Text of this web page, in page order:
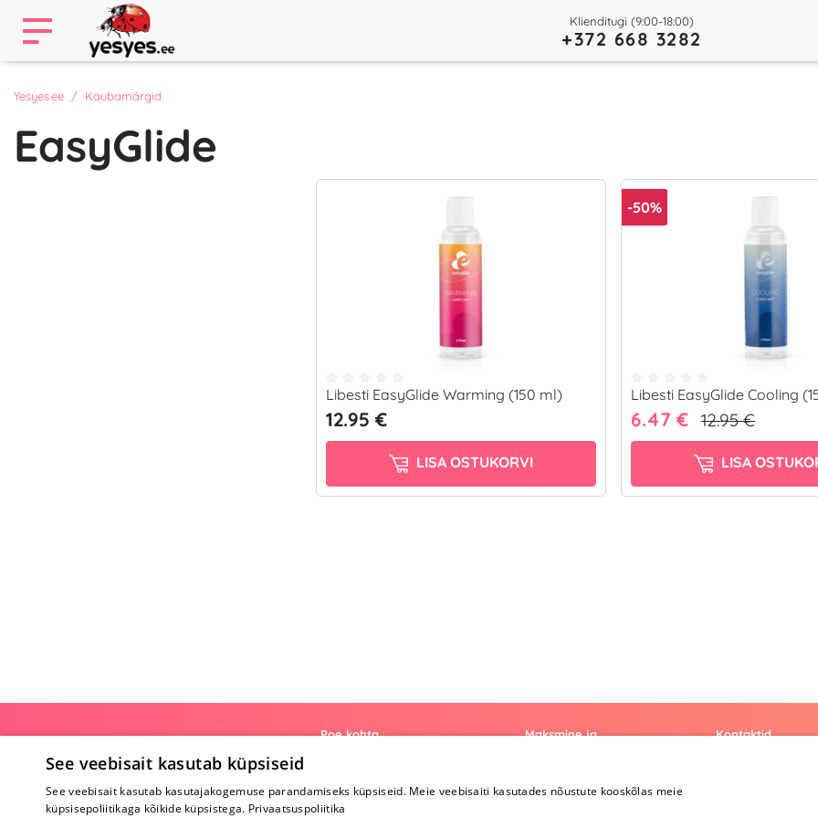
Klienditugi (9:00-18:00)
+372 668 3282
Yesyes.ee Kaubamärgid
EasyGlide
Libesti EasyGlide Warming (150 ml)
12.95 €
LISA OSTUKORVI
-50%
Libesti EasyGlide Cooling
6.47 € 12.95 €
LISA
Poe kohta
Koostöö
Tagasiside
Maksmine ja
Maksmine ja
Kontaktid
See veebisait kasutab küpsiseid
See veebisait kasutab kasutajakogemuse parandamiseks küpsiseid. Meie veebisaiti kasutades nõustute kooskõlas meie
küpsisepoliitikaga kõikide küpsistega. Privaatsuspoliitika